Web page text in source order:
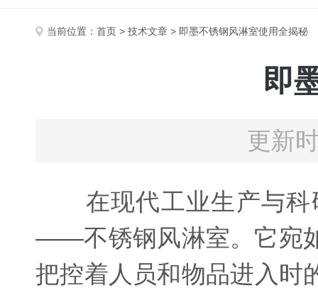
当前位置： 首页 > 技术文章 > 即墨不锈钢风淋室使用全揭秘
即
更新
在现代工业生产与科
——不锈钢风淋室。它宛
把控着人员和物品进入时